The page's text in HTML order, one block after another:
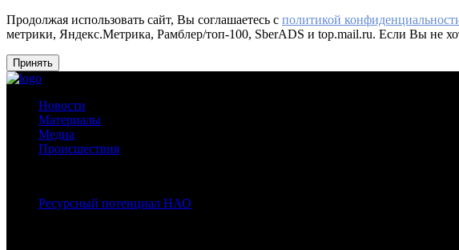
Продолжая использовать сайт, Вы соглашаетесь с политикой
метрики, Яндекс.Метрика, Рамблер/топ-100, SberADS и top.mail.ru. Если Вы не
Принять
Новости
Материалы
Медиа
Происшествия
Ресурсный потенциал НАО